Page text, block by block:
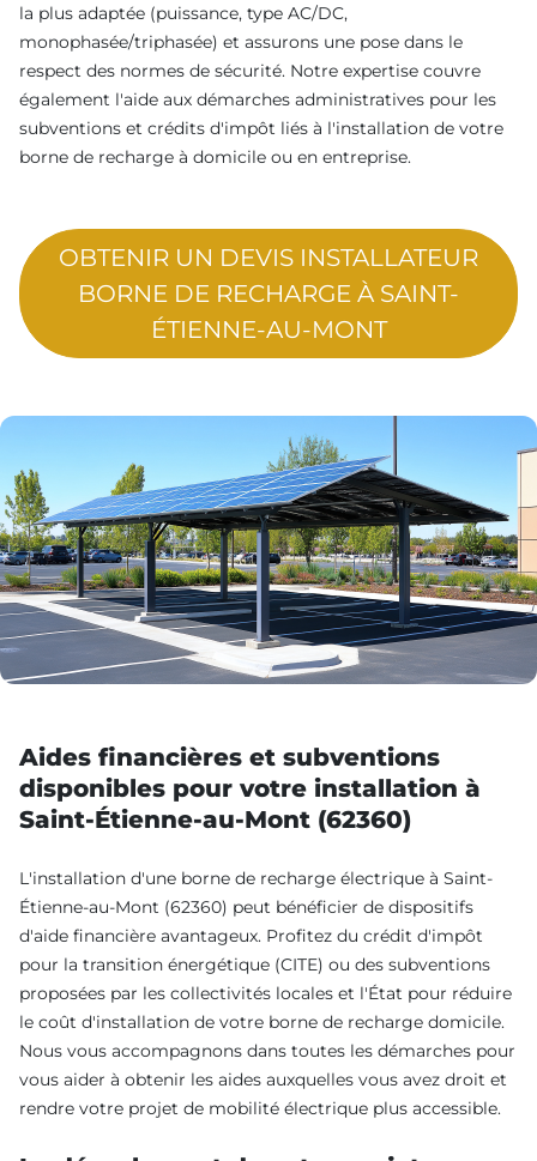
la plus adaptée (puissance, type AC/DC,
monophasée/triphasée) et assurons une pose dans le
respect des normes de sécurité. Notre expertise couvre
également l'aide aux démarches administratives pour les
subventions et crédits d'impôt liés à l'installation de votre
borne de recharge à domicile ou en entreprise.
OBTENIR UN DEVIS INSTALLATEUR
BORNE DE RECHARGE À SAINT-
ÉTIENNE-AU-MONT
Aides financières et subventions
disponibles pour votre installation à
Saint-Étienne-au-Mont (62360)
L'installation d'une borne de recharge électrique à Saint-
Étienne-au-Mont (62360) peut bénéficier de dispositifs
d'aide financière avantageux. Profitez du crédit d'impôt
pour la transition énergétique (CITE) ou des subventions
proposées par les collectivités locales et l'État pour réduire
le coût d'installation de votre borne de recharge domicile.
Nous vous accompagnons dans toutes les démarches pour
vous aider à obtenir les aides auxquelles vous avez droit et
rendre votre projet de mobilité électrique plus accessible.